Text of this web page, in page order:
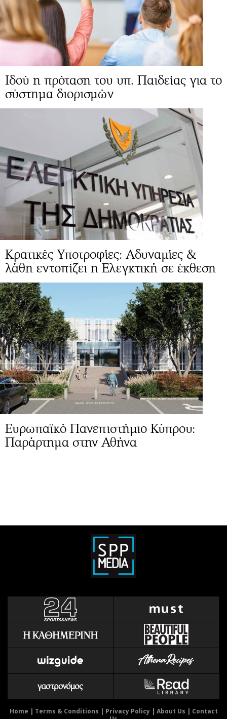
Ιδού η πρόταση του υπ. Παιδείας για το
σύστημα διορισμών
Κρατικές Υποτροφίες: Αδυναμίες &
λάθη εντοπίζει η Ελεγκτική σε έκθεση
Ευρωπαϊκό Πανεπιστήμιο Κύπρου:
Παράρτημα στην Αθήνα
Home | Terms & Conditions | Privacy Policy| About Us | Contact